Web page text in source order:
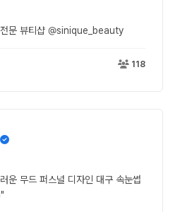
전문 뷰티샵 @sinique_beauty
118
운 무드 퍼스널 디자인 대구 속눈썹